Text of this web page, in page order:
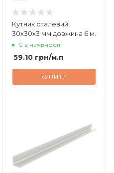
Кутник сталевий
30х30х3 мм довжина 6 м.
Є в наявності
59.10грн/м.п
КУПИТИ